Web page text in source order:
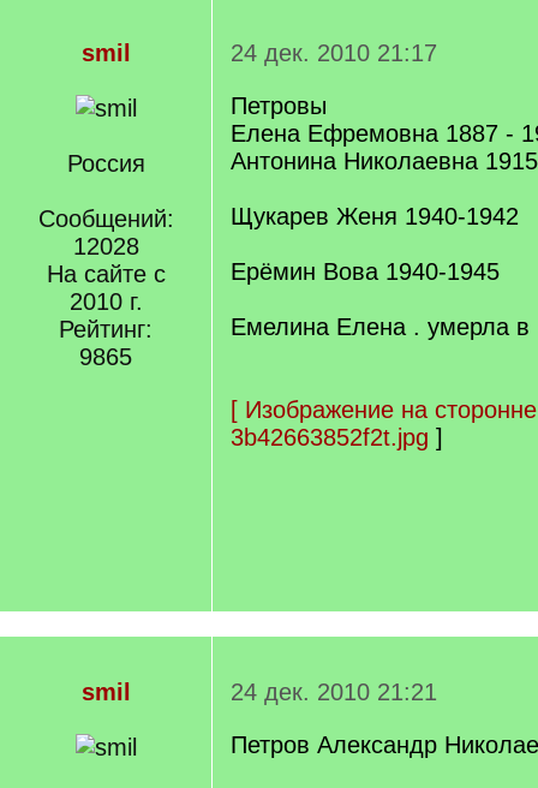
smil
Россия
Сообщений:
12028
На сайте с
2010 г.
Рейтинг:
9865
24 дек. 2010 21:17
Петровы
Елена Ефремовна 1887 -
Антонина Николаевна
Щукарев Женя 1940-1942
Ерёмин Вова 1940-1945
Емелина Елена . умерла в
[ Изображение на
3b42663852f2t.jpg ]
smil
24 дек. 2010 21:21
Петров Александр